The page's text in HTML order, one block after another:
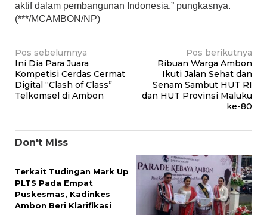
aktif dalam pembangunan Indonesia,” pungkasnya.
(***/MCAMBON/NP)
Navigasi
pos
Pos sebelumnya
Ini Dia Para Juara
Kompetisi Cerdas Cermat
Digital “Clash of Class”
Telkomsel di Ambon
Pos berikutnya
Ribuan Warga Ambon
Ikuti Jalan Sehat dan
Senam Sambut HUT RI
dan HUT Provinsi Maluku
ke-80
Don't Miss
Terkait Tudingan Mark Up
PLTS Pada Empat
Puskesmas, Kadinkes
Ambon Beri Klarifikasi